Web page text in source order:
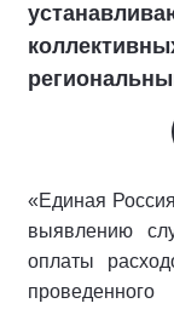
«Единая
выявлению
оплаты